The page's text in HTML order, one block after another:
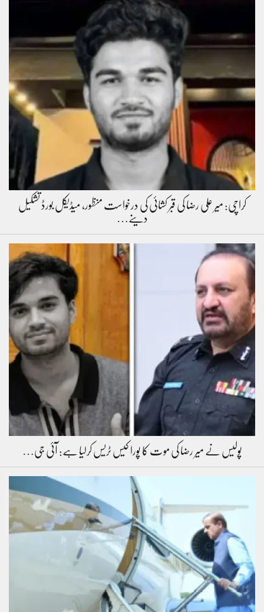
کراچی: میر علی رضا کی قبر کشائی کی درخواست منظور، میڈیکل بورڈ تشکیل
دینے…
پولیس نے میر رضا کی موت کا پورا کیس ٹریس کرلیا ہے: آئی جی…